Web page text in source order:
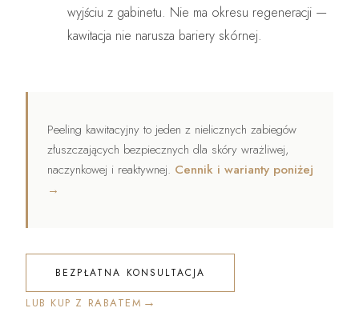
wyjściu z gabinetu. Nie ma okresu regeneracji —
kawitacja nie narusza bariery skórnej.
Peeling kawitacyjny to jeden z nielicznych zabiegów
złuszczających bezpiecznych dla skóry wrażliwej,
naczynkowej i reaktywnej. Cennik i warianty poniżej
→
BEZPŁATNA KONSULTACJA
LUB KUP Z RABATEM →